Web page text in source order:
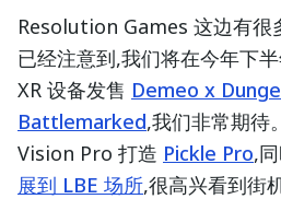
Resolution Games 这边有很
已经注意到,我们将在今年下
XR 设备发售 Demeo x
Battlemarked,我们非常期待
Vision Pro 打造 Pickle Pro,
展到 LBE 场所,很高兴看到街